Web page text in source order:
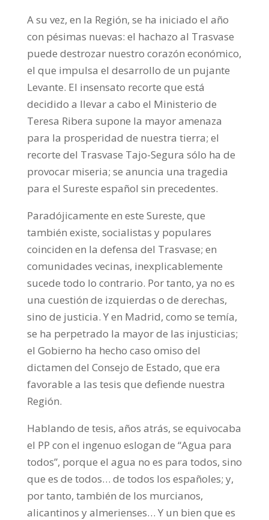
A su vez, en la Región, se ha iniciado el año
con pésimas nuevas: el hachazo al Trasvase
puede destrozar nuestro corazón económico,
el que impulsa el desarrollo de un pujante
Levante. El insensato recorte que está
decidido a llevar a cabo el Ministerio de
Teresa Ribera supone la mayor amenaza
para la prosperidad de nuestra tierra; el
recorte del Trasvase Tajo-Segura sólo ha de
provocar miseria; se anuncia una tragedia
para el Sureste español sin precedentes.
Paradójicamente en este Sureste, que
también existe, socialistas y populares
coinciden en la defensa del Trasvase; en
comunidades vecinas, inexplicablemente
sucede todo lo contrario. Por tanto, ya no es
una cuestión de izquierdas o de derechas,
sino de justicia. Y en Madrid, como se temía,
se ha perpetrado la mayor de las injusticias;
el Gobierno ha hecho caso omiso del
dictamen del Consejo de Estado, que era
favorable a las tesis que defiende nuestra
Región.
Hablando de tesis, años atrás, se equivocaba
el PP con el ingenuo eslogan de “Agua para
todos”, porque el agua no es para todos, sino
que es de todos… de todos los españoles; y,
por tanto, también de los murcianos,
alicantinos y almerienses… Y un bien que es